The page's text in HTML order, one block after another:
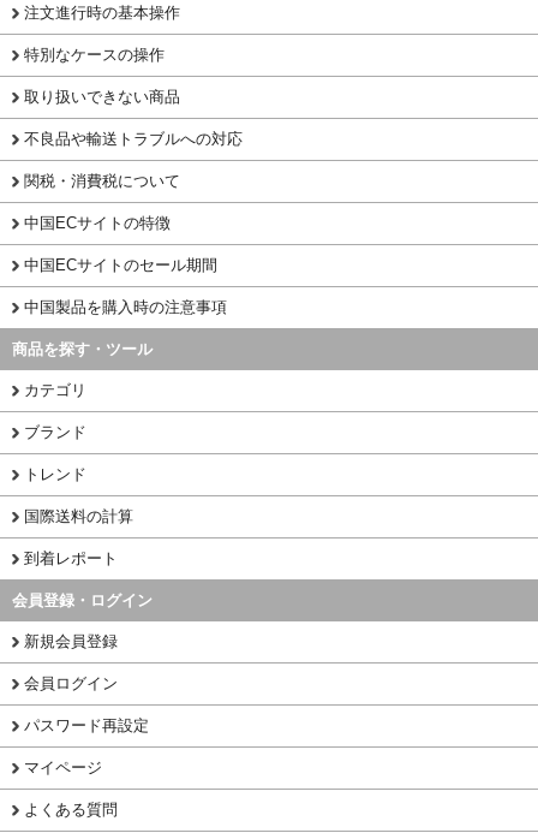
注文進行時の基本操作
特別なケースの操作
取り扱いできない商品
不良品や輸送トラブルへの対応
関税・消費税について
中国ECサイトの特徴
中国ECサイトのセール期間
中国製品を購入時の注意事項
商品を探す・ツール
カテゴリ
ブランド
トレンド
国際送料の計算
到着レポート
会員登録・ログイン
新規会員登録
会員ログイン
パスワード再設定
マイページ
よくある質問